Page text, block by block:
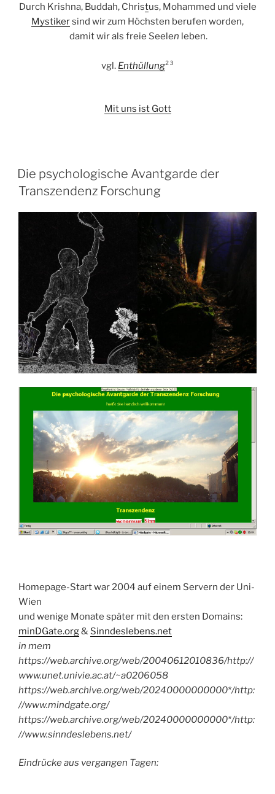
Durch Krishna, Buddah, Christus, Mohammed und viele
Mystikersind wir zum Höchsten berufen worden,
damit wir als freie Seelen leben.
vgl. Enthüllung²³
Mit uns ist Gott
VERÖFFENTLICHT
AM
Die psychologische Avantgarde der
Transzendenz Forschung
Homepage-Start war 2004 auf einem Servern der Uni-
Wien
und wenige Monate später mit den ersten Domains:
minDGate.org& Sinndeslebens.net
in mem
https://web.archive.org/web/20040612010836/http://
www.unet.univie.ac.at/~a0206058
https://web.archive.org/web/20240000000000*/http:
//www.mindgate.org/
https://web.archive.org/web/20240000000000*/http:
//www.sinndeslebens.net/
Eindrücke aus vergangen Tagen: